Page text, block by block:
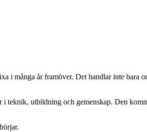
i många år framöver. Det handlar inte bara
teknik, utbildning och gemenskap. Den